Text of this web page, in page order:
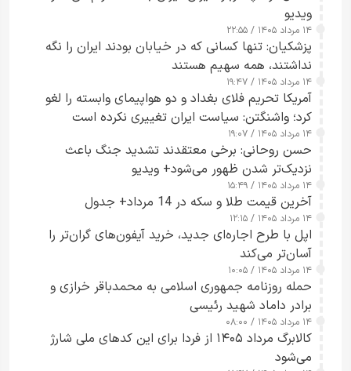
ویدیو
۱۴ مرداد ۱۴۰۵ / ۲۲:۵۵
پزشکیان: تنها کسانی که در خیابان بودند ایران را نگه
نداشتند، همه سهیم هستند
۱۴ مرداد ۱۴۰۵ / ۱۹:۴۷
آمریکا تحریم فلای بغداد و دو هواپیمای وابسته را لغو
کرد؛ واشنگتن: سیاست ایران تغییری نکرده است
۱۴ مرداد ۱۴۰۵ / ۱۹:۰۷
حسن روحانی: برخی معتقدند تشدید جنگ باعث
نزدیک‌تر شدن ظهور می‌شود+ ویدیو
۱۴ مرداد ۱۴۰۵ / ۱۵:۴۹
آخرین قیمت طلا و سکه در 14 مرداد+ جدول
۱۴ مرداد ۱۴۰۵ / ۱۲:۱۵
اپل با طرح اجاره‌ای جدید، خرید آیفون‌های گران‌تر را
آسان‌تر می‌کند
۱۴ مرداد ۱۴۰۵ / ۱۰:۰۵
حمله روزنامه جمهوری اسلامی به محمدباقر خرازی و
برادر داماد شهید رئیسی
۱۴ مرداد ۱۴۰۵ / ۰۸:۰۰
کالابرگ مرداد ۱۴۰۵ از فردا برای این کدهای ملی شارژ
می‌شود